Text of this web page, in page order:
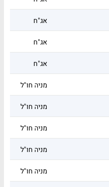
אג"ח
אג"ח
אג"ח
מניה חו"ל
מניה חו"ל
מניה חו"ל
מניה חו"ל
מניה חו"ל